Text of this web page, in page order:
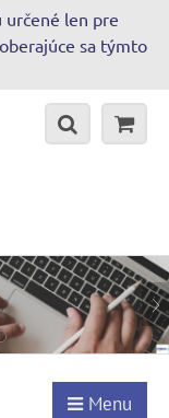
len pre
sa týmto
Menu